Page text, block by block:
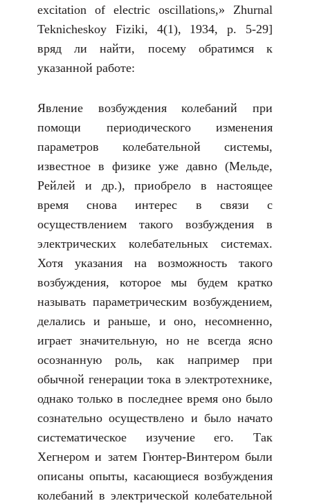
excitation of electric oscillations,» Zhurnal
Teknicheskoy Fiziki, 4(1), 1934, p. 5-29]
вряд ли найти, посему обратимся к
указанной работе:
Явление возбуждения колебаний при
помощи периодического изменения
параметров колебательной системы,
известное в физике уже давно (Мельде,
Рейлей и др.), приобрело в настоящее
время снова интерес в связи с
осуществлением такого возбуждения в
электрических колебательных системах.
Хотя указания на возможность такого
возбуждения, которое мы будем кратко
называть параметрическим возбуждением,
делались и раньше, и оно, несомненно,
играет значительную, но не всегда ясно
осознанную роль, как например при
обычной генерации тока в электротехнике,
однако только в последнее время оно было
сознательно осуществлено и было начато
систематическое изучение его. Так
Хегнером и затем Гюнтер-Винтером были
описаны опыты, касающиеся возбуждения
колебаний в электрической колебательной